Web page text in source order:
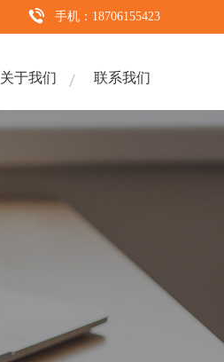
手机：18706155423
关于我们 联系我们